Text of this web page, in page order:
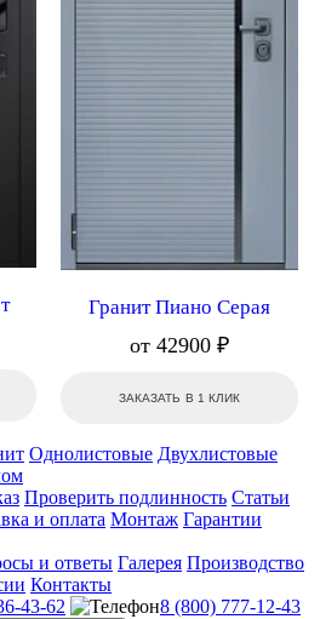
Гранит Пиано Серая
от 42900 ₽
ЗАКАЗАТЬ В 1 КЛИК
Однолистовые Двухлистовые
Проверить подлинность Статьи
и оплата Монтаж Гарантии
и ответы Галерея Производство
Контакты
43-62
8 (800) 777-12-43